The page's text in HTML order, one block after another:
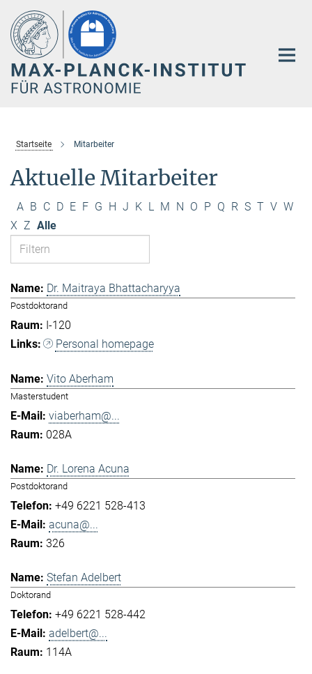
Hauptinhalt
Startseite Mitarbeiter
Aktuelle Mitarbeiter
A B C D E F G H J K L M N O P Q R S T V W
X Z Alle
Dr. Maitraya Bhattacharyya
Postdoktorand
I-120
Personal homepage
Vito Aberham
Masterstudent
viaberham@...
028A
Dr. Lorena Acuna
Postdoktorand
+49 6221 528-413
acuna@...
326
Stefan Adelbert
Doktorand
+49 6221 528-442
adelbert@...
114A